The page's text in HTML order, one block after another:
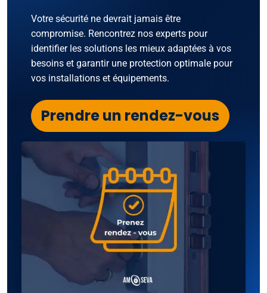
Votre sécurité ne devrait jamais être
compromise. Rencontrez nos experts pour
identifier les solutions les mieux adaptées à vos
besoins et garantir une protection optimale pour
vos installations et équipements.
Prendre un rendez-vous